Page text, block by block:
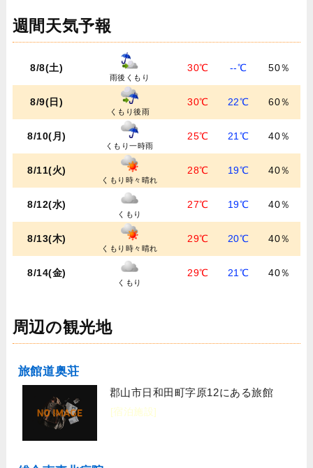
週間天気予報
8/8(土)
雨後くもり
30℃ --℃ 50％
8/9(日)
くもり後雨
30℃ 22℃ 60％
8/10(月)
くもり一時雨
25℃ 21℃ 40％
8/11(火)
くもり時々晴れ
28℃ 19℃ 40％
8/12(水)
くもり
27℃ 19℃ 40％
8/13(木)
くもり時々晴れ
29℃ 20℃ 40％
8/14(金)
くもり
29℃ 21℃ 40％
周辺の観光地
旅館道奥荘
郡山市日和田町字原12にある旅館
[宿泊施設]